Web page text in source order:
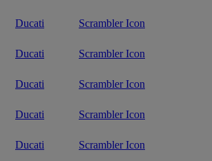
Ducati Scrambler Icon
Ducati Scrambler Icon
Ducati Scrambler Icon
Ducati Scrambler Icon
Ducati Scrambler Icon